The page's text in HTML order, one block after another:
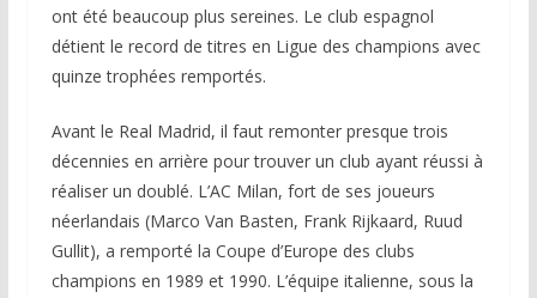
ont été beaucoup plus sereines. Le club espagnol
détient le record de titres en Ligue des champions avec
quinze trophées remportés.
Avant le Real Madrid, il faut remonter presque trois
décennies en arrière pour trouver un club ayant réussi à
réaliser un doublé. L’AC Milan, fort de ses joueurs
néerlandais (Marco Van Basten, Frank Rijkaard, Ruud
Gullit), a remporté la Coupe d’Europe des clubs
champions en 1989 et 1990. L’équipe italienne, sous la